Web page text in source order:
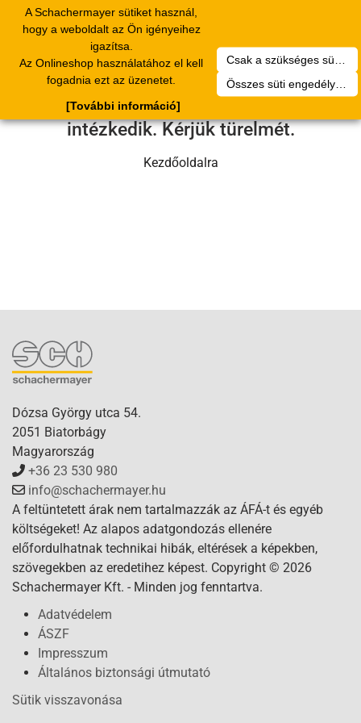
A Schachermayer sütiket használ,
hogy a weboldalt az Ön igényeihez
igazítsa.
Az Onlineshop használatához el kell
fogadnia ezt az üzenetet.
Összes süti engedélyezése
[További információ]
navigation
Sajnos technikai hiba történt.
Szervizcsapatunk hamarosan
intézkedik. Kérjük türelmét.
Kezdőoldalra
Dózsa György utca 54.
2051 Biatorbágy
Magyarország
+36 23 530 980
info@schachermayer.hu
A feltüntetett árak nem tartalmazzák az ÁFÁ-t és egyéb
költségeket! Az alapos adatgondozás ellenére
előfordulhatnak technikai hibák, eltérések a képekben,
szövegekben az eredetihez képest. Copyright © 2026
Schachermayer Kft. - Minden jog fenntartva.
Adatvédelem
ÁSZF
Impresszum
Általános biztonsági útmutató
Sütik visszavonása